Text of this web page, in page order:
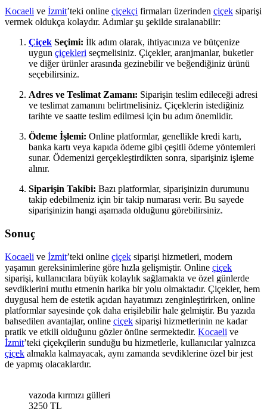
Kocaeli ve İzmit’teki online çiçekçi firmaları üzerinden çiçek siparişi
vermek oldukça kolaydır. Adımlar şu şekilde sıralanabilir:
Çiçek Seçimi: İlk adım olarak, ihtiyacınıza ve bütçenize
uygun çiçekleri seçmelisiniz. Çiçekler, aranjmanlar, buketler
ve diğer ürünler arasında gezinebilir ve beğendiğiniz ürünü
seçebilirsiniz.
Adres ve Teslimat Zamanı: Siparişin teslim edileceği adresi
ve teslimat zamanını belirtmelisiniz. Çiçeklerin istediğiniz
tarihte ve saatte teslim edilmesi için bu adım önemlidir.
Ödeme İşlemi: Online platformlar, genellikle kredi kartı,
banka kartı veya kapıda ödeme gibi çeşitli ödeme yöntemleri
sunar. Ödemenizi gerçekleştirdikten sonra, siparişiniz işleme
alınır.
Siparişin Takibi: Bazı platformlar, siparişinizin durumunu
takip edebilmeniz için bir takip numarası verir. Bu sayede
siparişinizin hangi aşamada olduğunu görebilirsiniz.
Sonuç
Kocaeli ve İzmit’teki online çiçek siparişi hizmetleri, modern
yaşamın gereksinimlerine göre hızla gelişmiştir. Online çiçek
siparişi, kullanıcılara büyük kolaylık sağlamakta ve özel günlerde
sevdiklerini mutlu etmenin harika bir yolu olmaktadır. Çiçekler, hem
duygusal hem de estetik açıdan hayatımızı zenginleştirirken, online
platformlar sayesinde çok daha erişilebilir hale gelmiştir. Bu yazıda
bahsedilen avantajlar, online çiçek siparişi hizmetlerinin ne kadar
pratik ve etkili olduğunu gözler önüne sermektedir. Kocaeli ve
İzmit’teki çiçekçilerin sunduğu bu hizmetlerle, kullanıcılar yalnızca
çiçek almakla kalmayacak, aynı zamanda sevdiklerine özel bir jest
de yapmış olacaklardır.
vazoda kırmızı gülleri
3250 TL